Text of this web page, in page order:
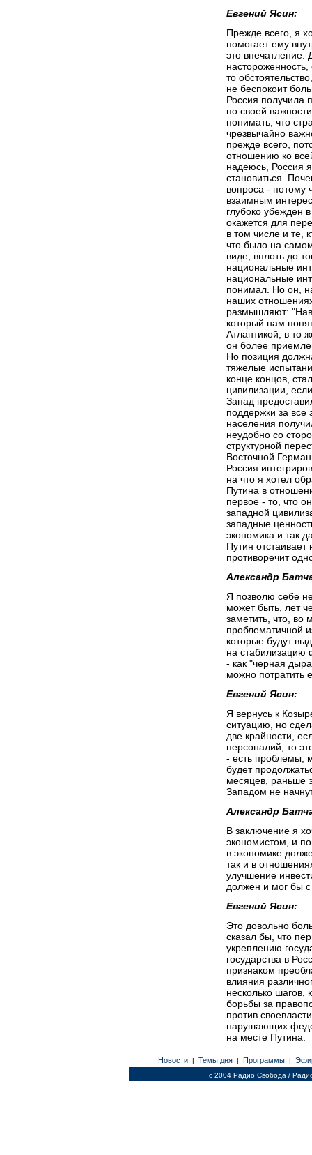
Евгений Ясин:
Прежде всего, я
помогает ему
это впечатление.
то
не беспокоит
Россия получила
по своей
понимать, что
чрезвычайно
прежде всего,
отношению ко
надеюсь, Россия
становиться.
вопроса - потому
взаимным
глубоко убежден
окажется для
в том числе и те,
что было на
виде, вплоть до
национальные
национальные
понимал. Но он,
наших
размышляют:
который нам
Атлантикой, в то
он более
Но позиция
тяжелые
конце концов,
цивилизации,
Запад
поддержки за
населения
неудобно со
структурной
Восточной
Россия
на что я хотел
Путина в
первое - то, что
западной
западные
экономика и так
Путин
противоречит
Александр
Я позволю себе
может быть, лет
заметить, что, во
проблематичной
которые будут
на стабилизацию
- как "черная
можно потратить
Евгений Ясин:
Я вернусь к
ситуацию, но
две крайности,
персоналий, то
- есть проблемы,
будет
месяцев, раньше
Западом не
Александр
В заключение я
экономистом, и
в экономике
так и в
улучшение
должен и мог бы
Евгений Ясин:
Это довольно
сказал бы, что
укреплению
государства в
признаком
влияния
несколько шагов,
борьбы за
против
нарушающих
на месте Путина.
Новости | Темы дня | Программы |
c 2004 Радио Свобода /